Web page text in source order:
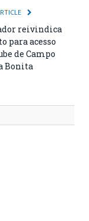
reivindica
para acesso
de Campo
Bonita